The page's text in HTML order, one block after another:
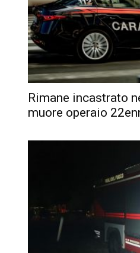
Rimane incastrato
muore operaio